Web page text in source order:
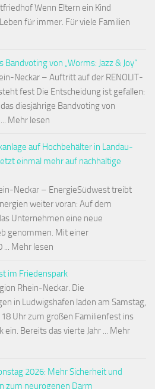
Wenn Eltern ein Kind
für immer. Für viele Familien
von „Worms: Jazz & Joy“
Neckar – Auftritt auf der RENOLIT-
fest Die Entscheidung ist gefallen:
diesjährige Bandvoting von
Mehr lesen
auf Hochbehälter in Landau-
einmal mehr auf nachhaltige
Neckar – EnergieSüdwest treibt
weiter voran: Auf dem
Unternehmen eine neue
genommen. Mit einer
... Mehr lesen
im Friedenspark
Rhein-Neckar. Die
in Ludwigshafen laden am Samstag,
Uhr zum großen Familienfest ins
ein. Bereits das vierte Jahr ... Mehr
2026: Mehr Sicherheit und
zum neurogenen Darm